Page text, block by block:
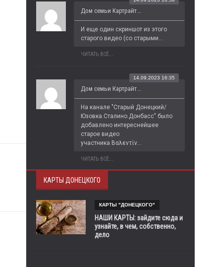
Дом семьи Картрайт...
И еще один скриншот из этого
старого видео (со старыми...
ЧИТАТЬ ВСЁ...
Дом семьи Картрайт...
14.09.2023 16:35
На канале "Старый Донецкий/
Юзовка.Сталино.Донбасс" было
добавлено интереснейшее
старое видео
участника Βαλεντίν...
ЧИТАТЬ ВСЁ...
КАРТЫ ДОНЕЦКОГО
КАРТЫ "ДОНЕЦКОГО"
НАШИ КАРТЫ: зайдите сюда и
узнайте, в чем, собственно,
дело